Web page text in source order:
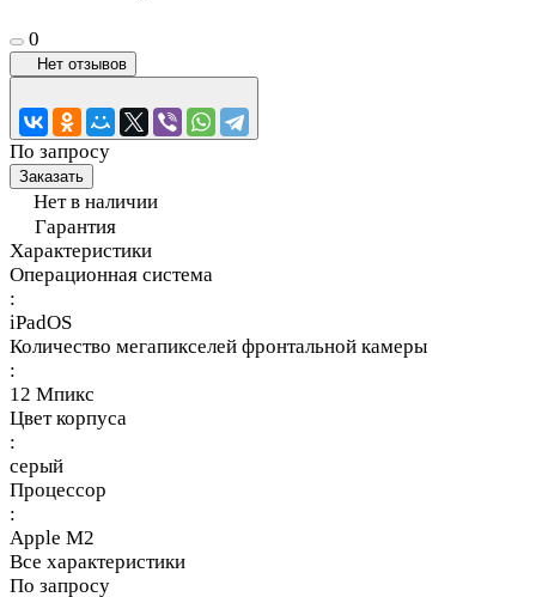
0
Нет отзывов
По запросу
Заказать
Нет в наличии
Гарантия
Характеристики
Операционная система
:
iPadOS
Количество мегапикселей фронтальной камеры
:
12 Мпикс
Цвет корпуса
:
серый
Процессор
:
Apple M2
Все характеристики
По запросу